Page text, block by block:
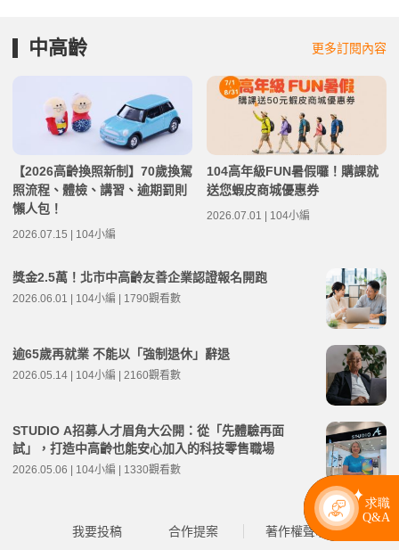
中高齡 更多訂閱內容
【2026高齡換照新制】70歲換駕
照流程、體檢、講習、逾期罰則
懶人包！
2026.07.15 | 104小編
104高年級FUN暑假囉！購課就
送您蝦皮商城優惠券
2026.07.01 | 104小編
獎金2.5萬！北市中高齡友善企業認證報名開跑
2026.06.01 | 104小編 | 1790觀看數
逾65歲再就業 不能以「強制退休」辭退
2026.05.14 | 104小編 | 2160觀看數
STUDIO A招募人才眉角大公開：從「先體驗再面
試」，打造中高齡也能安心加入的科技零售職場
2026.05.06 | 104小編 | 1330觀看數
我要投稿 合作提案 著作權聲明